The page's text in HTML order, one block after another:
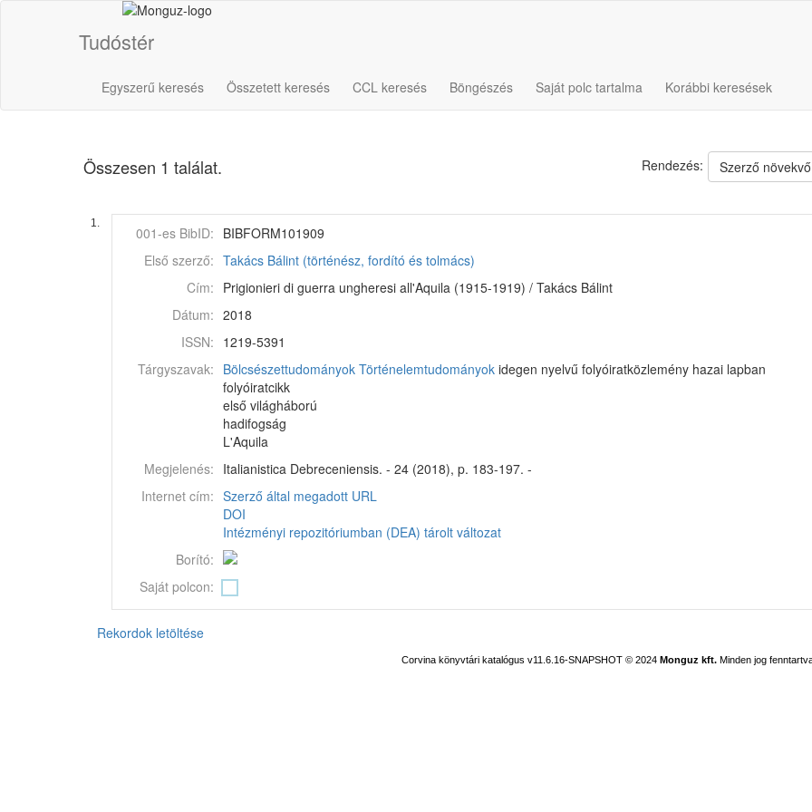
Tudóstér
Egyszerű keresés Összetett keresés CCL keresés Böngészés Saját polc tartalma Korábbi keresések
Összesen 1 találat. Rendezés: Szerző növekvő
1.
001-es BibID: BIBFORM101909
Első szerző: Takács Bálint (történész, fordító és tolmács)
Cím: Prigionieri di guerra ungheresi all'Aquila (1915-1919) / Takács Bálint
Dátum: 2018
ISSN: 1219-5391
Tárgyszavak: Bölcsészettudományok Történelemtudományok idegen nyelvű folyóiratközlemény hazai lapban
folyóiratcikk
első világháború
hadifogság
L'Aquila
Megjelenés: Italianistica Debreceniensis. - 24 (2018), p. 183-197. -
Internet cím: Szerző által megadott URL
DOI
Intézményi repozitóriumban (DEA) tárolt változat
Borító:
Saját polcon:
Rekordok letöltése
Corvina könyvtári katalógus v11.6.16-SNAPSHOT © 2024 Monguz kft. Minden jog